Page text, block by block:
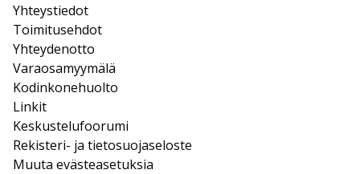
Yhteystiedot
Toimitusehdot
Yhteydenotto
Varaosamyymälä
Kodinkonehuolto
Linkit
Keskustelufoorumi
Rekisteri- ja tietosuojaseloste
Muuta evästeasetuksia